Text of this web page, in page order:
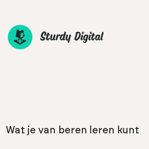
de
inhoud
Wat je van beren leren kunt